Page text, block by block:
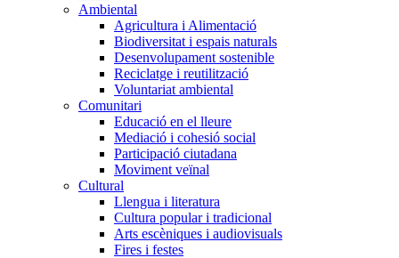
principalAmbiental
Agricultura i Alimentació
Biodiversitat i espais naturals
Desenvolupament sostenible
Reciclatge i reutilització
Voluntariat ambiental
Comunitari
Educació en el lleure
Mediació i cohesió social
Participació ciutadana
Moviment veïnal
Cultural
Llengua i literatura
Cultura popular i tradicional
Arts escèniques i audiovisuals
Fires i festes